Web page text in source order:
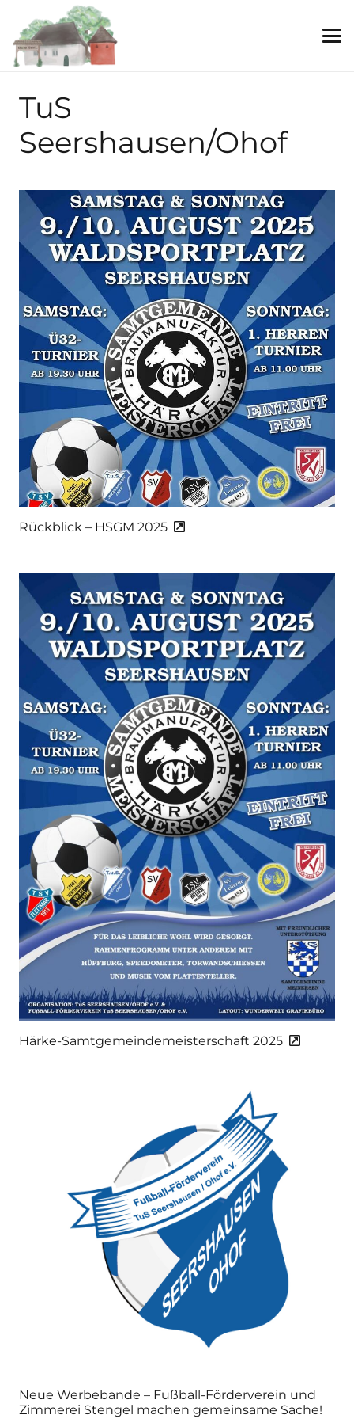
TuS
Seershausen/Ohof
Rückblick – HSGM 2025
Härke-Samtgemeindemeisterschaft 2025
Neue Werbebande – Fußball-Förderverein und
Zimmerei Stengel machen gemeinsame Sache!